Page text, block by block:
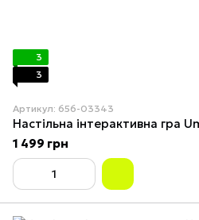
3
3
Артикул: 656-03343
1 499 грн